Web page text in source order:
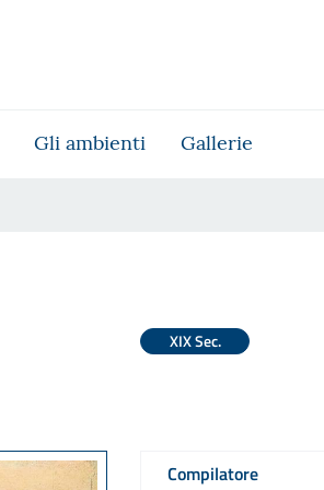
Gli ambienti Gallerie
XIX Sec.
Compilatore